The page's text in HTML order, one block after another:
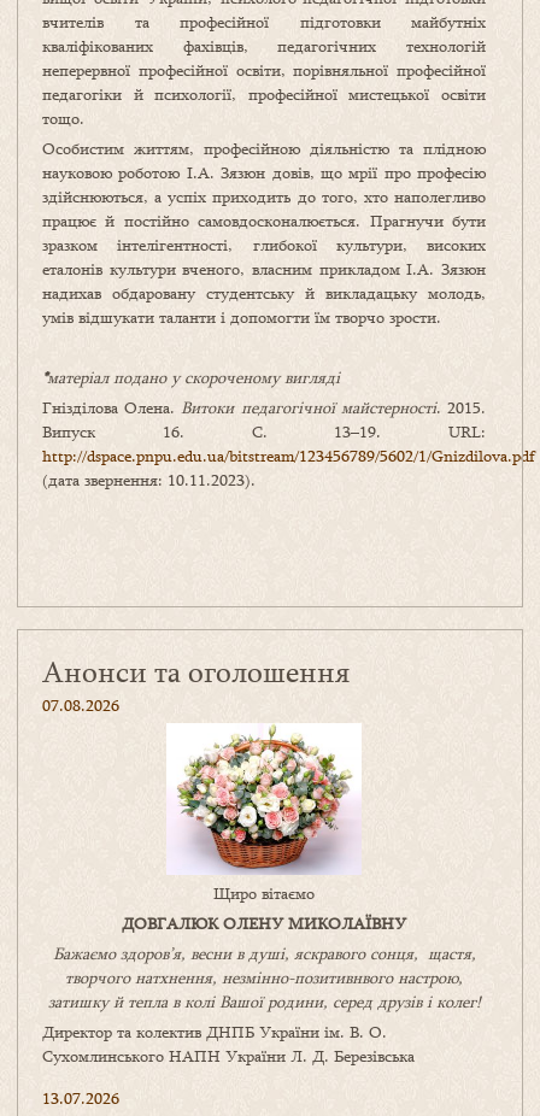
вчителів та професійної підготовки майбутніх
кваліфікованих фахівців, педагогічних технологій
неперервної професійної освіти, порівняльної професійної
педагогіки й психології, професійної мистецької освіти
тощо.
Особистим життям, професійною діяльністю та плідною
науковою роботою І.А. Зязюн довів, що мрії про професію
здійснюються, а успіх приходить до того, хто наполегливо
працює й постійно самовдосконалюється. Прагнучи бути
зразком інтелігентності, глибокої культури, високих
еталонів культури вченого, власним прикладом І.А. Зязюн
надихав обдаровану студентську й викладацьку молодь,
умів відшукати таланти і допомогти їм творчо зрости.
*матеріал подано у скороченому вигляді
Гнізділова Олена.Витоки педагогічної майстерності. 2015.
Випуск 16. С. 13–19. URL:
http://dspace.pnpu.edu.ua/bitstream/123456789/5602/1/Gnizdilova.pdf
(дата звернення: 10.11.2023).
Анонси та оголошення
07.08.2026
Щиро вітаємо
ДОВГАЛЮК ОЛЕНУ МИКОЛАЇВНУ
Бажаємо здоров’я, весни в душі, яскравого сонця, щастя,
творчого натхнення, незмінно-позитивнвого настрою,
затишкуйтепла в коліВашоїродини, серед друзів і колег!
Директор та колектив ДНПБ України ім. В. О.
Сухомлинського НАПН України Л. Д. Березівська
13.07.2026